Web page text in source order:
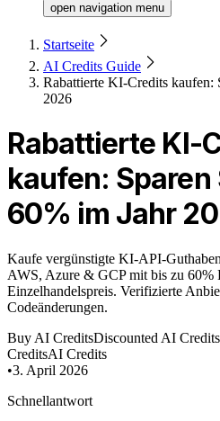
open navigation menu
Startseite
AI Credits Guide
Rabattierte KI-Credits kaufen:
2026
Rabattierte KI-
kaufen: Sparen
60% im Jahr
Kaufe vergünstigte KI-API-
AWS, Azure & GCP mit bis zu 60%
Einzelhandelspreis. Verifizierte
Codeänderungen.
Buy AI CreditsDiscounted AI Credits
CreditsAI Credits
•3. April 2026
Schnellantwort